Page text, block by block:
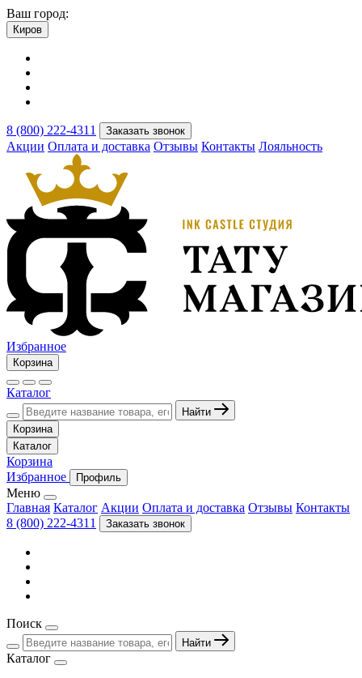
Ваш город:
Киров
8 (800) 222-4311 Заказать звонок
Акции Оплата и доставка Отзывы Контакты Лояльность
Избранное
Корзина
Каталог
Найти
Корзина
Каталог
Корзина
Избранное
Профиль
Меню
Главная Каталог Акции Оплата и доставка Отзывы Контакты
8 (800) 222-4311
Заказать звонок
Поиск
Найти
Каталог